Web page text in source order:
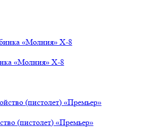
«Молния» Х-8
(пистолет) «Премьер»